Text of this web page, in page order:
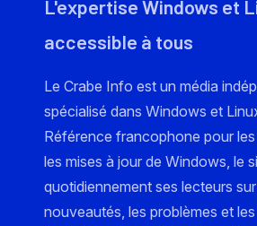
L'expertise Windows et
accessible à tous
Le Crabe Info est un média
spécialisé dans Windows et
Référence francophone pour
les mises à jour de Windows, le
quotidiennement ses lecteurs
nouveautés, les problèmes et